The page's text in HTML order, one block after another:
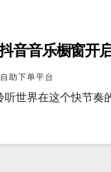
音音乐橱窗开
助下单平台
听世界在这个快节奏